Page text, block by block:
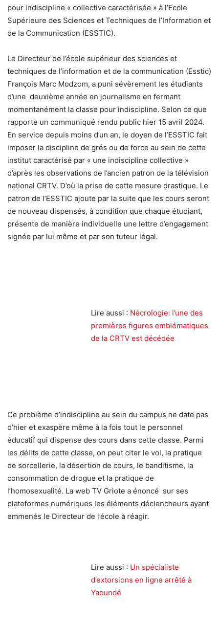
pour indiscipline « collective caractérisée » à l’Ecole
Supérieure des Sciences et Techniques de l’Information et
de la Communication (ESSTIC).
Le Directeur de l’école supérieur des sciences et
techniques de l’information et de la communication (Esstic)
François Marc Modzom, a puni sévèrement les étudiants
d’une deuxième année en journalisme en fermant
momentanément la classe pour indiscipline. Selon ce que
rapporte un communiqué rendu public hier 15 avril 2024.
En service depuis moins d’un an, le doyen de l’ESSTIC fait
imposer la discipline de grés ou de force au sein de cette
institut caractérisé par « une indiscipline collective »
d’après les observations de l’ancien patron de la télévision
national CRTV. D’où la prise de cette mesure drastique. Le
patron de l’ESSTIC ajoute par la suite que les cours seront
de nouveau dispensés, à condition que chaque étudiant,
présente de manière individuelle une lettre d’engagement
signée par lui même et par son tuteur légal.
Lire aussi : Nécrologie: l’une des
premières figures emblématiques
de la CRTV est décédée
Ce problème d’indiscipline au sein du campus ne date pas
d’hier et exaspère même à la fois tout le personnel
éducatif qui dispense des cours dans cette classe. Parmi
les délits de cette classe, on peut citer le vol, la pratique
de sorcellerie, la désertion de cours, le banditisme, la
consommation de drogue et la pratique de
l’homosexualité. La web TV Griote a énoncé sur ses
plateformes numériques les éléments déclencheurs ayant
emmenés le Directeur de l’école à réagir.
Lire aussi : Un spécialiste
d’extorsions en ligne arrêté à
Yaoundé